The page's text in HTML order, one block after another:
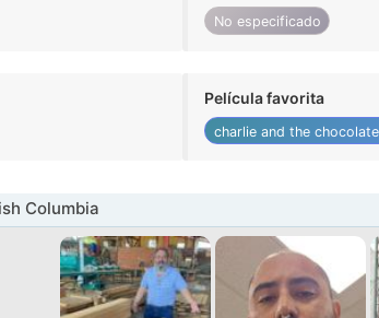
No especificado
Película favorita
charlie and the
Columbia